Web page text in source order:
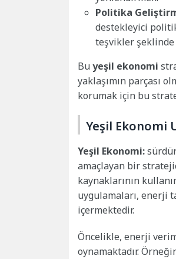
Politika
destekleyici
teşvikler
Buyeşil ekonomi
yaklaşımın parçası
korumak için bu
Yeşil Ekonomi
Yeşil Ekonomi:
amaçlayan bir
kaynaklarının
uygulamaları, enerji
içermektedir.
Öncelikle, enerji
oynamaktadır.